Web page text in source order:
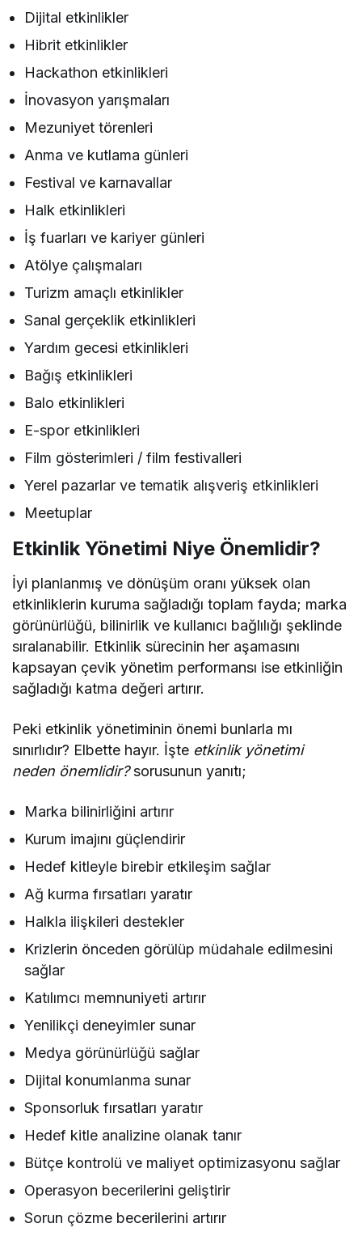
Dijital etkinlikler
Hibrit etkinlikler
Hackathon etkinlikleri
İnovasyon yarışmaları
Mezuniyet törenleri
Anma ve kutlama günleri
Festival ve karnavallar
Halk etkinlikleri
İş fuarları ve kariyer günleri
Atölye çalışmaları
Turizm amaçlı etkinlikler
Sanal gerçeklik etkinlikleri
Yardım gecesi etkinlikleri
Bağış etkinlikleri
Balo etkinlikleri
E-spor etkinlikleri
Film gösterimleri / film festivalleri
Yerel pazarlar ve tematik alışveriş etkinlikleri
Meetuplar
Etkinlik Yönetimi Niye Önemlidir?
İyi planlanmış ve dönüşüm oranı yüksek olan
etkinliklerin kuruma sağladığı toplam fayda; marka
görünürlüğü, bilinirlik ve kullanıcı bağlılığı şeklinde
sıralanabilir. Etkinlik sürecinin her aşamasını
kapsayan çevik yönetim performansı ise etkinliğin
sağladığı katma değeri artırır.
Peki etkinlik yönetiminin önemi bunlarla mı
sınırlıdır? Elbette hayır. İşte etkinlik yönetimi
neden önemlidir?sorusunun yanıtı;
Marka bilinirliğini artırır
Kurum imajını güçlendirir
Hedef kitleyle birebir etkileşim sağlar
Ağ kurma fırsatları yaratır
Halkla ilişkileri destekler
Krizlerin önceden görülüp müdahale edilmesini
sağlar
Katılımcı memnuniyeti artırır
Yenilikçi deneyimler sunar
Medya görünürlüğü sağlar
Dijital konumlanma sunar
Sponsorluk fırsatları yaratır
Hedef kitle analizine olanak tanır
Bütçe kontrolü ve maliyet optimizasyonu sağlar
Operasyon becerilerini geliştirir
Sorun çözme becerilerini artırır